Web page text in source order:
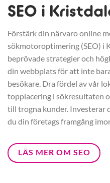
SEO i
Förstärk din närvaro online
sökmotoroptimering (SEO) i
beprövade strategier och
din webbplats för att inte
besökare. Dra fördel av vår
topplacering i sökresultaten
till trogna kunder. Investerar
du din företags framgång
LÄS MER OM SEO